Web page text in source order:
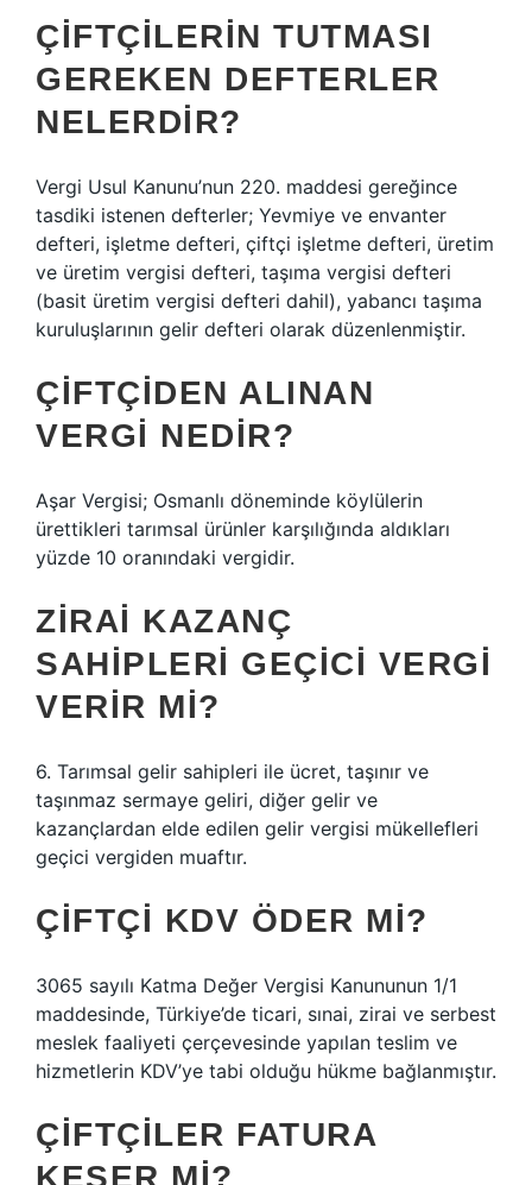
ÇIFTÇILERIN TUTMASI
GEREKEN DEFTERLER
NELERDIR?
Vergi Usul Kanunu’nun 220. maddesi gereğince
tasdiki istenen defterler; Yevmiye ve envanter
defteri, işletme defteri, çiftçi işletme defteri, üretim
ve üretim vergisi defteri, taşıma vergisi defteri
(basit üretim vergisi defteri dahil), yabancı taşıma
kuruluşlarının gelir defteri olarak düzenlenmiştir.
ÇIFTÇIDEN ALINAN
VERGI NEDIR?
Aşar Vergisi; Osmanlı döneminde köylülerin
ürettikleri tarımsal ürünler karşılığında aldıkları
yüzde 10 oranındaki vergidir.
ZIRAI KAZANÇ
SAHIPLERI GEÇICI VERGI
VERIR MI?
6. Tarımsal gelir sahipleri ile ücret, taşınır ve
taşınmaz sermaye geliri, diğer gelir ve
kazançlardan elde edilen gelir vergisi mükellefleri
geçici vergiden muaftır.
ÇIFTÇI KDV ÖDER MI?
3065 sayılı Katma Değer Vergisi Kanununun 1/1
maddesinde, Türkiye’de ticari, sınai, zirai ve serbest
meslek faaliyeti çerçevesinde yapılan teslim ve
hizmetlerin KDV’ye tabi olduğu hükme bağlanmıştır.
ÇIFTÇILER FATURA
KESER MI?